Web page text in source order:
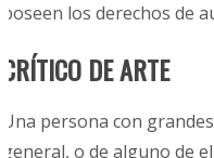
poseen los derechos de
CRÍTICO DE ARTE
Una persona con
general, o de alguno de